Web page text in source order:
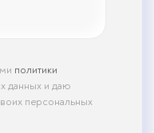
политики
данных и даю
персональных